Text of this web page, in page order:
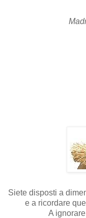
Siete disposti a
e a ricordare
A